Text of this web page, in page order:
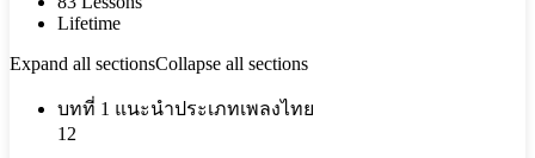
Lifetime
Expand all sectionsCollapse all sections
บทที่ 1 แนะนำประเภทเพลงไทย
12